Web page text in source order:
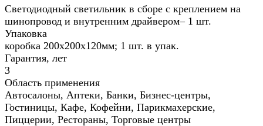
Светодиодный светильник в сборе с креплением на
шинопровод и внутренним драйвером– 1 шт.
Упаковка
коробка 200х200х120мм; 1 шт. в упак.
Гарантия, лет
3
Область применения
Автосалоны, Аптеки, Банки, Бизнес-центры,
Гостиницы, Кафе, Кофейни, Парикмахерские,
Пиццерии, Рестораны, Торговые центры